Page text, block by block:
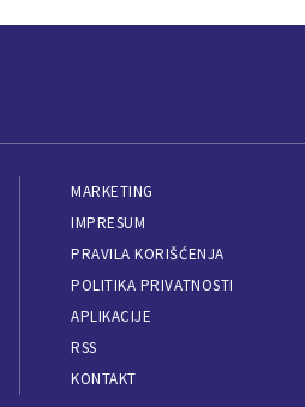
MARKETING
IMPRESUM
PRAVILA KORIŠĆENJA
POLITIKA PRIVATNOSTI
APLIKACIJE
RSS
KONTAKT